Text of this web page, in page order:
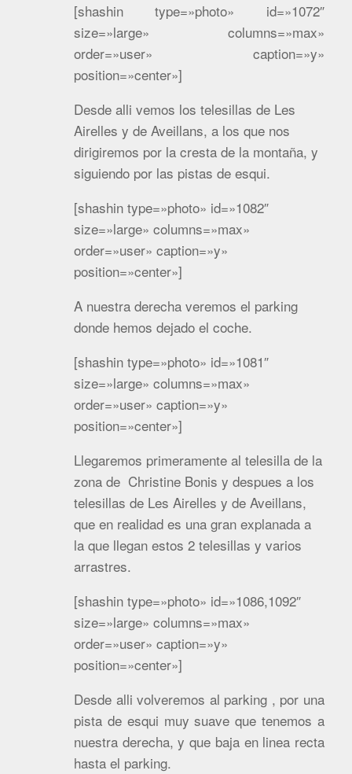
[shashin type=»photo» id=»1072″
size=»large» columns=»max»
order=»user» caption=»y»
position=»center»]
Desde alli vemos los telesillas de Les
Airelles y de Aveillans, a los que nos
dirigiremos por la cresta de la montaña, y
siguiendo por las pistas de esqui.
[shashin type=»photo» id=»1082″
size=»large» columns=»max»
order=»user» caption=»y»
position=»center»]
A nuestra derecha veremos el parking
donde hemos dejado el coche.
[shashin type=»photo» id=»1081″
size=»large» columns=»max»
order=»user» caption=»y»
position=»center»]
Llegaremos primeramente al telesilla de la
zona de Christine Bonis y despues a los
telesillas de Les Airelles y de Aveillans,
que en realidad es una gran explanada a
la que llegan estos 2 telesillas y varios
arrastres.
[shashin type=»photo» id=»1086,1092″
size=»large» columns=»max»
order=»user» caption=»y»
position=»center»]
Desde alli volveremos al parking , por una
pista de esqui muy suave que tenemos a
nuestra derecha, y que baja en linea recta
hasta el parking.